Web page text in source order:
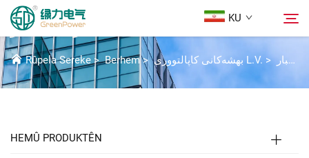
KU
Berhem
دەسەڵاتداری بەسبار
Rûpela Sereke>Berhem> بهشەکانی کاپالتووری L.V. > دەرگەی بوسبار
HEMÛ PRODUKTÊN